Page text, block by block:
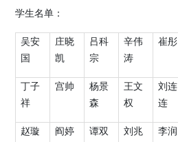
学生名单：
吴安
国
庄晓
凯
吕科
宗
辛伟
涛
崔彤
丁子
祥
宫帅
杨景
森
王文
权
刘连
连
赵璇
阎婷
谭双
刘兆
李润